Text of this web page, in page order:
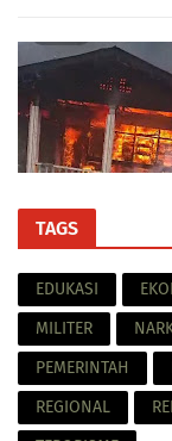
TAGS
EDUKASI
MILITER
PEMERINTAH
REGIONAL